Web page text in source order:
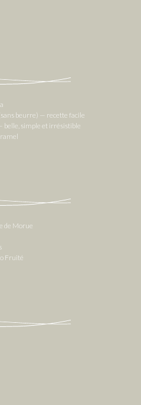
beurre) — recette facile
simple et irrésistible
de Morue
Fruité